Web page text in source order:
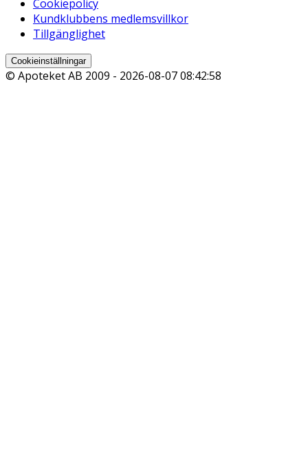
Cookiepolicy
Kundklubbens medlemsvillkor
Tillgänglighet
Cookieinställningar
© Apoteket AB 2009 - 2026-08-07 08:42:58